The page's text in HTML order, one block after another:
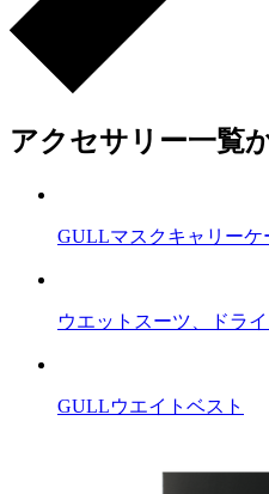
アクセサリー一覧
GULLマスクキャリーケ
ウエットスーツ、ドラ
GULLウエイトベスト